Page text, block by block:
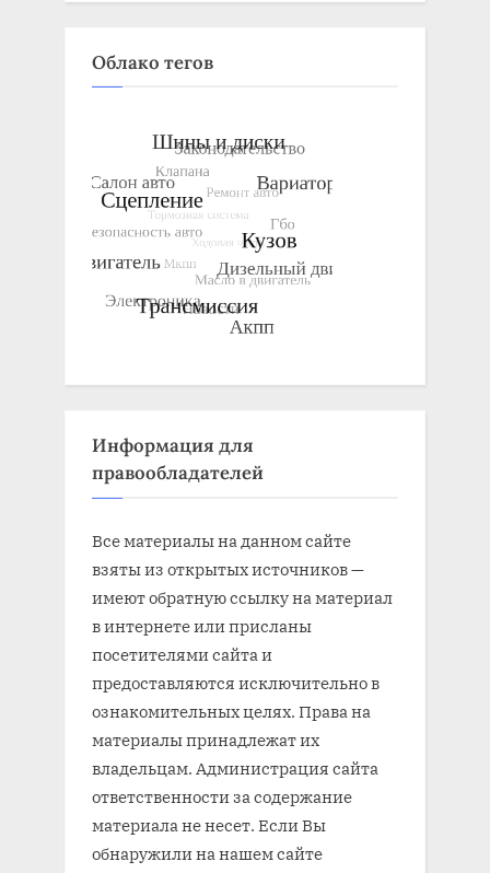
Облако тегов
Информация для
правообладателей
Все материалы на данном сайте
взяты из открытых источников —
имеют обратную ссылку на материал
в интернете или присланы
посетителями сайта и
предоставляются исключительно в
ознакомительных целях. Права на
материалы принадлежат их
владельцам. Администрация сайта
ответственности за содержание
материала не несет. Если Вы
обнаружили на нашем сайте